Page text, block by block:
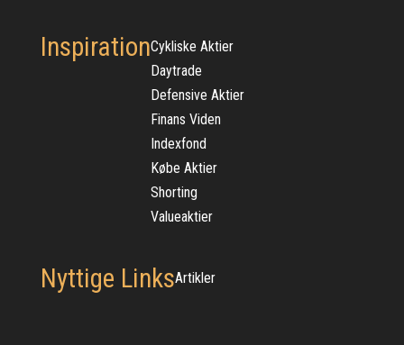
InspirationCykliske Aktier
Daytrade
Defensive Aktier
Finans Viden
Indexfond
Købe Aktier
Shorting
Valueaktier
Nyttige LinksArtikler